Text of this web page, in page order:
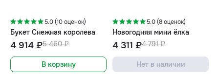
5.0 (10 оценок)
Букет Снежная королева
5 460 ₽
4 914 ₽
В корзину
5.0 (8 оценок)
Новогодняя мини ёлка
4 791 ₽
4 311 ₽
Нет в наличии